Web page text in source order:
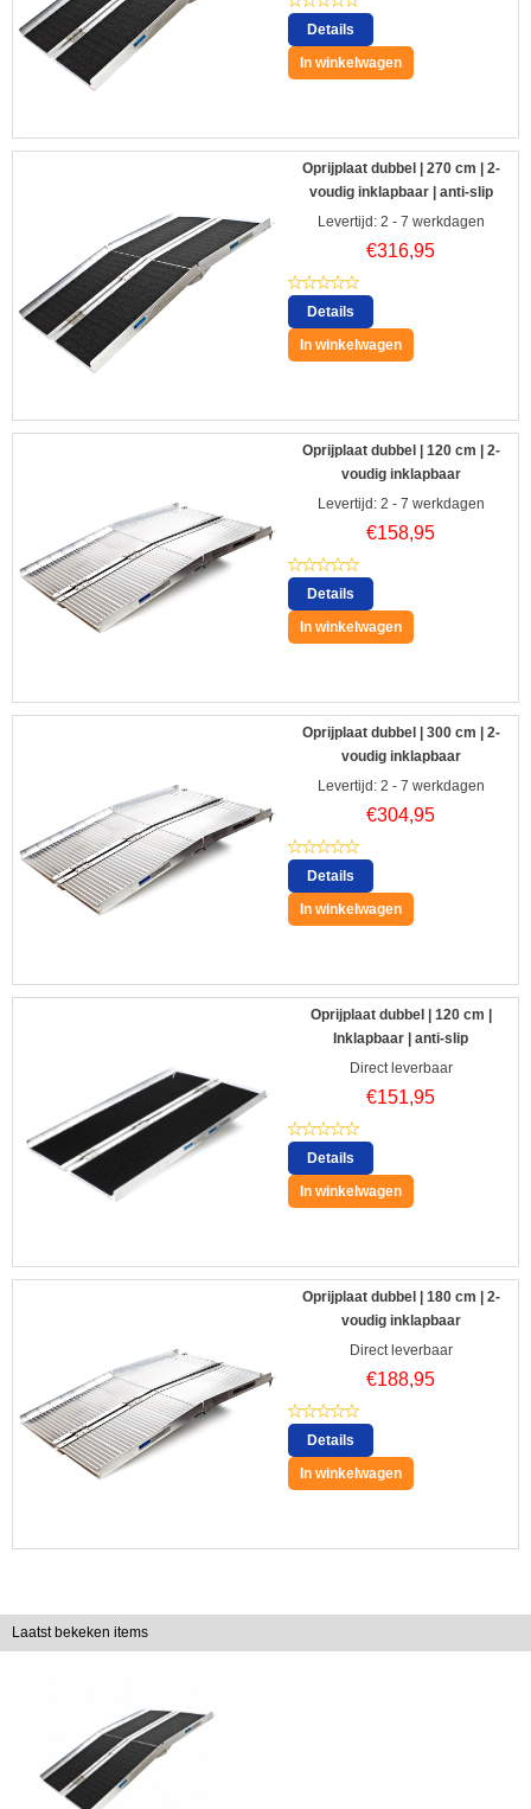
Details
In winkelwagen
Oprijplaat dubbel | 270 cm | 2-
voudig inklapbaar | anti-slip
Levertijd: 2 - 7 werkdagen
€316,95
Details
In winkelwagen
Oprijplaat dubbel | 120 cm | 2-
voudig inklapbaar
Levertijd: 2 - 7 werkdagen
€158,95
Details
In winkelwagen
Oprijplaat dubbel | 300 cm | 2-
voudig inklapbaar
Levertijd: 2 - 7 werkdagen
€304,95
Details
In winkelwagen
Oprijplaat dubbel | 120 cm |
Inklapbaar | anti-slip
Direct leverbaar
€151,95
Details
In winkelwagen
Oprijplaat dubbel | 180 cm | 2-
voudig inklapbaar
Direct leverbaar
€188,95
Details
In winkelwagen
Laatst bekeken items